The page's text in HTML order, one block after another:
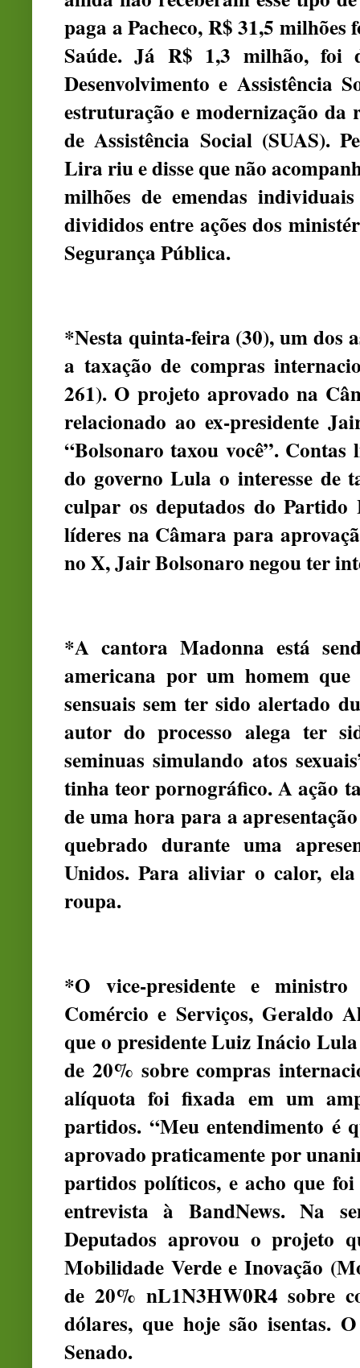
paga a Pacheco, R$ 31,5
Saúde. Já R$ 1,3 milhão, foi
Desenvolvimento e Assistência
estruturação e modernização da
de Assistência Social (SUAS).
Lira riu e disse que não
milhões de emendas
divididos entre ações dos
Segurança Pública.
*Nesta quinta-feira (30), um dos
a taxação de compras
261). O projeto aprovado na
relacionado ao ex-presidente
“Bolsonaro taxou você”.
do governo Lula o interesse de
culpar os deputados do
líderes na Câmara para
no X, Jair Bolsonaro negou ter
*A cantora Madonna está
americana por um homem
sensuais sem ter sido alertado
autor do processo alega ter
seminuas simulando atos
tinha teor pornográfico. A ação
de uma hora para a
quebrado durante uma
Unidos. Para aliviar o calor,
roupa.
*O vice-presidente e ministro
Comércio e Serviços, Geraldo
que o presidente Luiz Inácio
de 20% sobre compras
alíquota foi fixada em um
partidos. “Meu entendimento é
aprovado praticamente por
partidos políticos, e acho que
entrevista à BandNews. Na
Deputados aprovou o projeto
Mobilidade Verde e Inovação
de 20% nL1N3HW0R4 sobre
dólares, que hoje são isentas.
Senado.